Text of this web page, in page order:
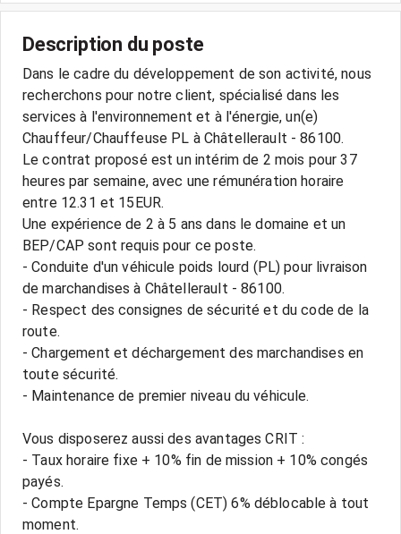
Description du poste
Dans le cadre du développement de son activité, nous
recherchons pour notre client, spécialisé dans les
services à l'environnement et à l'énergie, un(e)
Chauffeur/Chauffeuse PL à Châtellerault - 86100.
Le contrat proposé est un intérim de 2 mois pour 37
heures par semaine, avec une rémunération horaire
entre 12.31 et 15EUR.
Une expérience de 2 à 5 ans dans le domaine et un
BEP/CAP sont requis pour ce poste.
- Conduite d'un véhicule poids lourd (PL) pour livraison
de marchandises à Châtellerault - 86100.
- Respect des consignes de sécurité et du code de la
route.
- Chargement et déchargement des marchandises en
toute sécurité.
- Maintenance de premier niveau du véhicule.
Vous disposerez aussi des avantages CRIT :
- Taux horaire fixe + 10% fin de mission + 10% congés
payés.
- Compte Epargne Temps (CET) 6% déblocable à tout
moment.